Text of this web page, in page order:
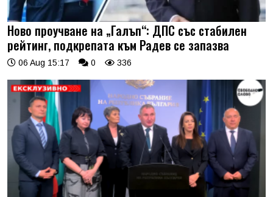
Ново проучване на „Галъп“: ДПС със стабилен
рейтинг, подкрепата към Радев се запазва
06 Aug 15:17 0 336